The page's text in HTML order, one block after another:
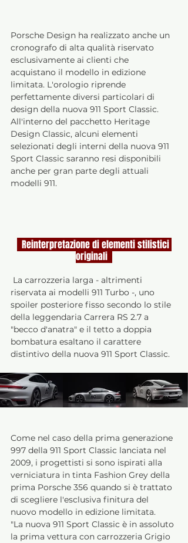
Porsche Design ha realizzato anche un
cronografo di alta qualità riservato
esclusivamente ai clienti che
acquistano il modello in edizione
limitata. L'orologio riprende
perfettamente diversi particolari di
design della nuova 911 Sport Classic.
All'interno del pacchetto Heritage
Design Classic, alcuni elementi
selezionati degli interni della nuova 911
Sport Classic saranno resi disponibili
anche per gran parte degli attuali
modelli 911.
originali
riservata ai modelli 911 Turbo -, uno
spoiler posteriore fisso secondo lo stile
della leggendaria Carrera RS 2.7 a
"becco d'anatra" e il tetto a doppia
bombatura esaltano il carattere
distintivo della nuova 911 Sport Classic.
Come nel caso della prima generazione
997 della 911 Sport Classic lanciata nel
2009, i progettisti si sono ispirati alla
verniciatura in tinta Fashion Grey della
prima Porsche 356 quando si è trattato
di scegliere l'esclusiva finitura del
nuovo modello in edizione limitata.
"La nuova 911 Sport Classic è in assoluto
la prima vettura con carrozzeria Grigio